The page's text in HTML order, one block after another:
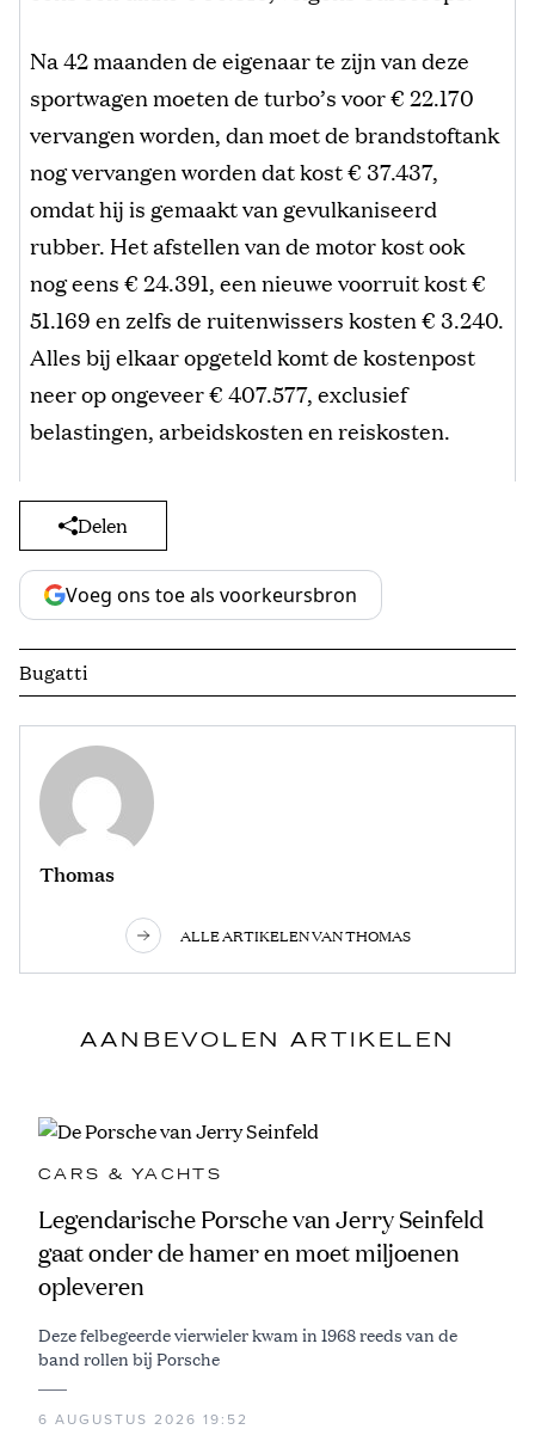
Na 42 maanden de eigenaar te zijn van deze
sportwagen moeten de turbo’s voor € 22.170
vervangen worden, dan moet de brandstoftank
nog vervangen worden dat kost € 37.437,
omdat hij is gemaakt van gevulkaniseerd
rubber. Het afstellen van de motor kost ook
nog eens € 24.391, een nieuwe voorruit kost €
51.169 en zelfs de ruitenwissers kosten € 3.240.
Alles bij elkaar opgeteld komt de kostenpost
neer op ongeveer € 407.577, exclusief
belastingen, arbeidskosten en reiskosten.
Delen
Voeg ons toe als voorkeursbron
Bugatti
Thomas
ALLE ARTIKELEN VAN THOMAS
AANBEVOLEN ARTIKELEN
CARS & YACHTS
Legendarische Porsche van Jerry Seinfeld
gaat onder de hamer en moet miljoenen
opleveren
Deze felbegeerde vierwieler kwam in 1968 reeds van de
band rollen bij Porsche
6 AUGUSTUS 2026 19:52